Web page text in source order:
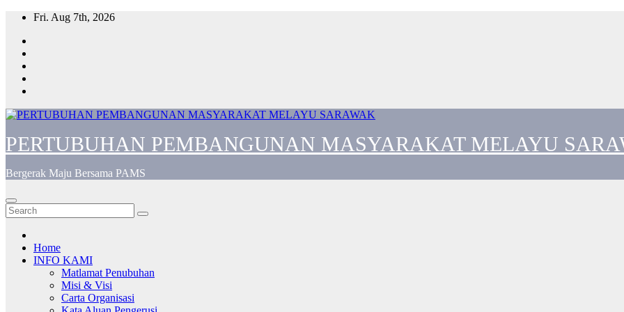
Skip
content
Fri. Aug 7th, 2026
PERTUBUHAN PEMBANGUNAN MASYARAKAT MELAYU
Bergerak Maju Bersama PAMS
Home
INFO KAMI
Matlamat Penubuhan
Misi & Visi
Carta Organisasi